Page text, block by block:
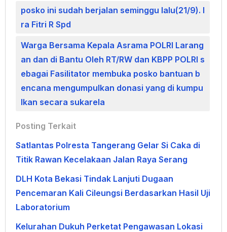
posko ini sudah berjalan seminggu lalu(21/9). I
ra Fitri R Spd
Warga Bersama Kepala Asrama POLRI Larang
an dan di Bantu Oleh RT/RW dan KBPP POLRI s
ebagai Fasilitator membuka posko bantuan b
encana mengumpulkan donasi yang di kumpu
lkan secara sukarela
Posting Terkait
Satlantas Polresta Tangerang Gelar Si Caka di
Titik Rawan Kecelakaan Jalan Raya Serang
DLH Kota Bekasi Tindak Lanjuti Dugaan
Pencemaran Kali Cileungsi Berdasarkan Hasil Uji
Laboratorium
Kelurahan Dukuh Perketat Pengawasan Lokasi